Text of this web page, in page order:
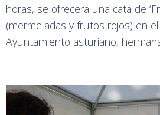
horas, se ofrecerá una cata de
(mermeladas y frutos rojos) en
Ayuntamiento asturiano,